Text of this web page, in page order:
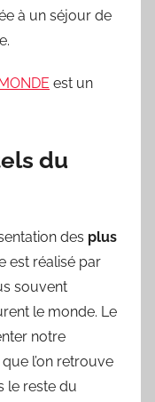
à un séjour de
est un
du
des plus
est réalisé par
souvent
le monde. Le
notre
l’on retrouve
le reste du